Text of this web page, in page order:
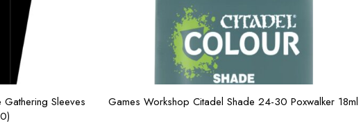
Sleeves
Games Workshop Citadel Shade 24-30 Poxwalker 18ml